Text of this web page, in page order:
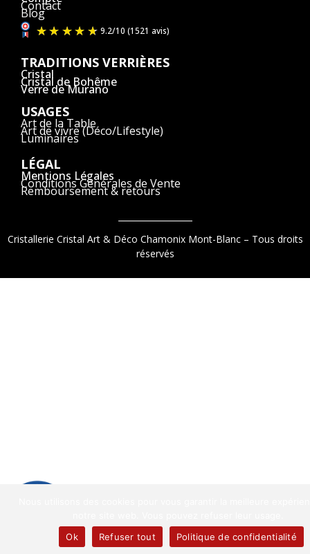
Contact
Blog
TRADITIONS VERRIÈRES
Cristal
Cristal de Bohême
Verre de Murano
USAGES
Art de la Table
Art de vivre (Déco/Lifestyle)
Luminaires
LÉGAL
Mentions Légales
Conditions Générales de Vente
Remboursement & retours
Cristallerie Cristal Art & Déco Chamonix Mont-Blanc – Tous droits
réservés
Ok
Refuser tout Politique de confidentialité